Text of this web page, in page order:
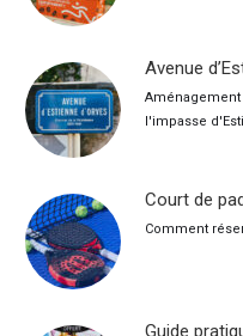
Avenue
Aménagement
l'impasse
Court de
Comment
Guide